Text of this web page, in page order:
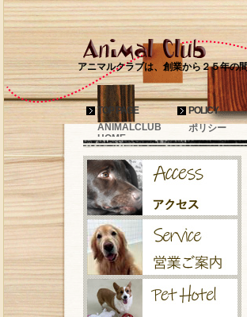
アニマルクラブは、創業から２５年の
ANIMALCLUB
HOME
TOP PAGE
ポリシー
POLICY